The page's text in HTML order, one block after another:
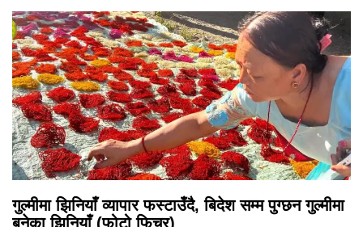
गुल्मीमा झिनियाँ व्यापार फस्टाउँदै, बिदेश सम्म पुग्छन गुल्मीमा
बनेका झिनियाँ (फोटो फिचर)